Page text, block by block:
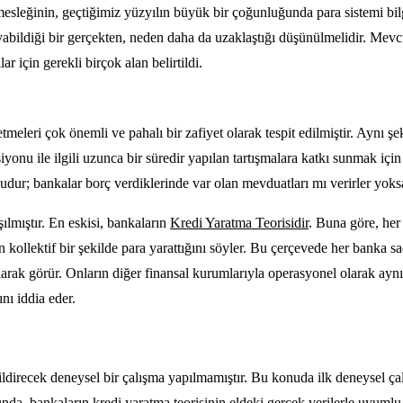
geçtiğimiz yüzyılın büyük bir çoğunluğunda para sistemi
bir gerçekten, neden daha da uzaklaştığı düşünülmelidir.
için gerekli birçok alan belirtildi.
çok önemli ve pahalı bir zafiyet olarak tespit edilmiştir. Aynı
ile ilgili uzunca bir süredir yapılan tartışmalara katkı sunmak
bankalar borç verdiklerinde var olan mevduatları mı verirler
En eskisi, bankaların Kredi Yaratma Teorisidir. Buna göre,
bir şekilde para yarattığını söyler. Bu çerçevede her banka
görür. Onların diğer finansal kurumlarıyla operasyonel olarak
iddia eder.
deneysel bir çalışma yapılmamıştır. Bu konuda ilk deneysel